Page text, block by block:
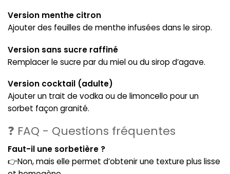
Version menthe citron
Ajouter des feuilles de menthe infusées dans le sirop.
Version sans sucre raffiné
Remplacer le sucre par du miel ou du sirop d’agave.
Version cocktail (adulte)
Ajouter un trait de vodka ou de limoncello pour un
sorbet façon granité.
❓ FAQ - Questions fréquentes
Faut-il une sorbetière ?
👉Non, mais elle permet d’obtenir une texture plus lisse